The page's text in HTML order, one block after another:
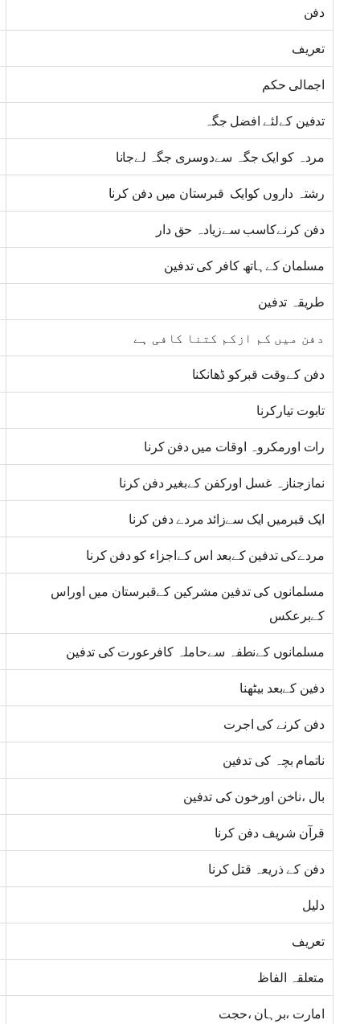
دفن
تعریف
اجمالی حکم
تدفین کےلئے افضل جگہ
مردہ کو ایک جگہ سےدوسری جگہ لےجانا
رشتہ داروں کوایک قبرستان میں دفن کرنا
دفن کرنےکاسب سےزیادہ حق دار
مسلمان کےہاتھ کافر کی تدفین
طریقہ تدفین
دفن میں کم ازکم کتنا کافی ہے
دفن کےوقت قبرکو ڈھانکنا
تابوت تیارکرنا
رات اورمکروہ اوقات میں دفن کرنا
نمازجنازہ غسل اورکفن کےبغیر دفن کرنا
ایک قبرمیں ایک سےزائد مردے دفن کرنا
مردےکی تدفین کےبعد اس کےاجزاء کو دفن کرنا
مسلمانوں کی تدفین مشرکین کےقبرستان میں اوراس
کےبرعکس
مسلمانوں کےنطفہ سےحاملہ کافرعورت کی تدفین
دفین کےبعد بیٹھنا
دفن کرنے کی اجرت
ناتمام بچہ کی تدفین
بال ،ناخن اورخون کی تدفین
قرآن شریف دفن کرنا
دفن کے ذریعہ قتل کرنا
دلیل
تعریف
متعلقہ الفاظ
امارت ،برہان ،حجت